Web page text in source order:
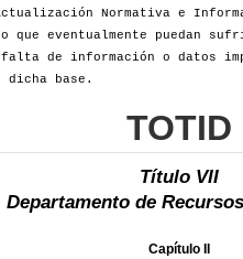
Normativa e
eventualmente puedan
de información o datos
dicha base.
TOTID
Título VII
Departamento de
Capítulo II